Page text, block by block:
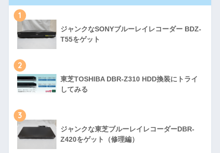
1
ジャンクなSONYブルーレイレコーダー BDZ-
T55をゲット
2
東芝TOSHIBA DBR-Z310 HDD換装にトライ
してみる
3
ジャンクな東芝ブルーレイレコーダーDBR-
Z420をゲット（修理編）